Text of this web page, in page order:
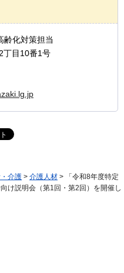
齢化対策担当
目10番1号
介護 > 介護人材 > 「令和8年度特定
け説明会（第1回・第2回）を開催し